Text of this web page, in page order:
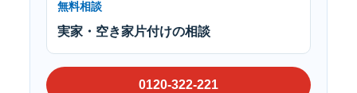
無料相談
実家・空き家片付けの相談
0120-322-221